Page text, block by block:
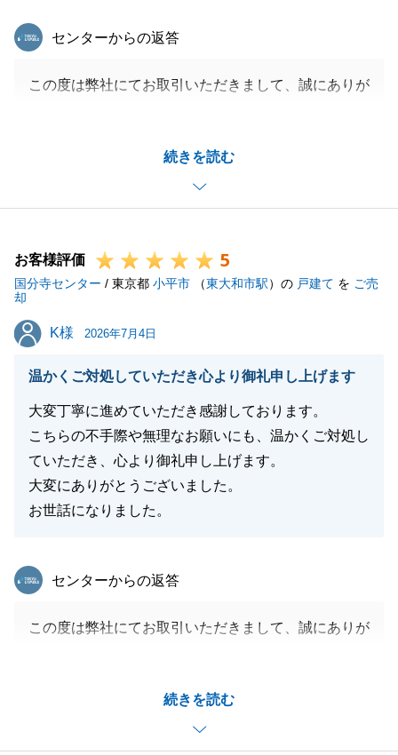
続きを読む
東急リバブル
センターからの返答
この度は弊社にてお取引いただきまして、誠にありが
ので、引き続きよろしくお願いいたします。
お客様評価
5
国分寺センター / 東京都 小平市 （東大和市駅）の 戸建て を ご売
却
K様
K様 2026年7月4日
温かくご対処していただき心より御礼申し上げます
大変丁寧に進めていただき感謝しております。
こちらの不手際や無理なお願いにも、温かくご対処し
ていただき、心より御礼申し上げます。
大変にありがとうございました。
お世話になりました。
続きを読む
東急リバブル
センターからの返答
この度は弊社にてお取引いただきまして、誠にありが
重ねてお礼申し上げます。
今後もどんなに些細なことでも何かございましたらお